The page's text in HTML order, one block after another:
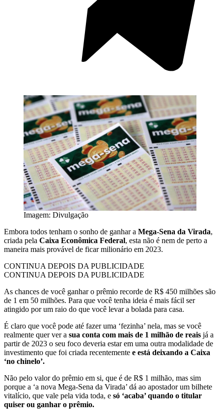
Imagem: Divulgação
Embora todos tenham o sonho de ganhar a Mega-Sena da Virada,
criada pela Caixa Econômica Federal, esta não é nem de perto a
maneira mais provável de ficar milionário em 2023.
CONTINUA DEPOIS DA PUBLICIDADE
CONTINUA DEPOIS DA PUBLICIDADE
As chances de você ganhar o prêmio recorde de R$ 450 milhões são
de 1 em 50 milhões. Para que você tenha ideia é mais fácil ser
atingido por um raio do que você levar a bolada para casa.
É claro que você pode até fazer uma ‘fezinha’ nela, mas se você
realmente quer ver a sua conta com mais de 1 milhão de reais já a
partir de 2023 o seu foco deveria estar em uma outra modalidade de
investimento que foi criada recentemente e está deixando a Caixa
‘no chinelo’.
Não pelo valor do prêmio em si, que é de R$ 1 milhão, mas sim
porque a ‘a nova Mega-Sena da Virada’ dá ao apostador um bilhete
vitalício, que vale pela vida toda, e só ‘acaba’ quando o titular
quiser ou ganhar o prêmio.